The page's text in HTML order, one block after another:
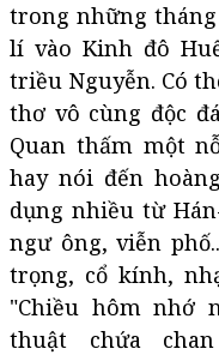
trong những
lí vào Kinh đô
triều Nguyễn. Có
thơ vô cùng độc
Quan thấm một
hay nói đến
dụng nhiều từ
ngư ông, viễn
trọng, cổ kính,
"Chiều hôm nhớ
thuật chứa